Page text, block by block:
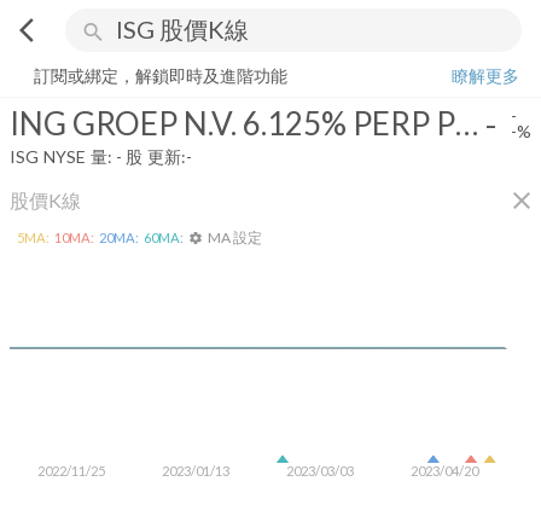
arrow_back_ios search
ING GROEP N.V. 6.125% PERP PRF USD25
訂閱或綁定，解鎖即時及進階功能
瞭解更多
ING GROEP N.V. 6.125% PERP PRF USD25 - -
-%
ISG NYSE 量: - 股 更新:-
股價K線 close
2022/11/25 2023/01/13 2023/03/03 2023/04/20
5MA: 10MA: 20MA: 60MA: settings MA 設定